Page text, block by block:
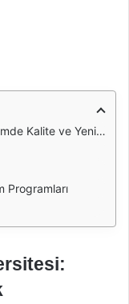
Kalite ve Yenilik
Programları